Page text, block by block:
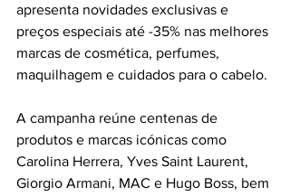
apresenta novidades exclusivas e
preços especiais até -35% nas melhores
marcas de cosmética, perfumes,
maquilhagem e cuidados para o cabelo.
A campanha reúne centenas de
produtos e marcas icónicas como
Carolina Herrera, Yves Saint Laurent,
Giorgio Armani, MAC e Hugo Boss, bem